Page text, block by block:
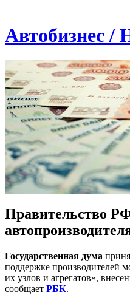
Автобизнес /
Правительство
Государственная дума
поддержке производителей
их узлов и агрегатов»,
сообщает РБК.